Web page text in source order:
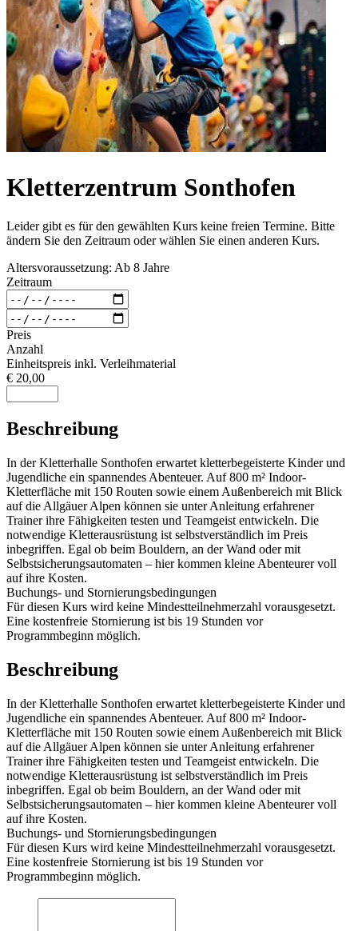
Kletterzentrum Sonthofen
Leider gibt es für den gewählten Kurs keine freien Termine. Bitte
ändern Sie den Zeitraum oder wählen Sie einen anderen Kurs.
Altersvoraussetzung: Ab 8 Jahre
Zeitraum
Preis
Anzahl
Einheitspreis inkl. Verleihmaterial
€ 20,00
Beschreibung
In der Kletterhalle Sonthofen erwartet kletterbegeisterte Kinder und
Jugendliche ein spannendes Abenteuer. Auf 800 m² Indoor-
Kletterfläche mit 150 Routen sowie einem Außenbereich mit Blick
auf die Allgäuer Alpen können sie unter Anleitung erfahrener
Trainer ihre Fähigkeiten testen und Teamgeist entwickeln. Die
notwendige Kletterausrüstung ist selbstverständlich im Preis
inbegriffen. Egal ob beim Bouldern, an der Wand oder mit
Selbstsicherungsautomaten – hier kommen kleine Abenteurer voll
auf ihre Kosten.
Buchungs- und Stornierungsbedingungen
Für diesen Kurs wird keine Mindestteilnehmerzahl vorausgesetzt.
Eine kostenfreie Stornierung ist bis 19 Stunden vor
Programmbeginn möglich.
Beschreibung
In der Kletterhalle Sonthofen erwartet kletterbegeisterte Kinder und
Jugendliche ein spannendes Abenteuer. Auf 800 m² Indoor-
Kletterfläche mit 150 Routen sowie einem Außenbereich mit Blick
auf die Allgäuer Alpen können sie unter Anleitung erfahrener
Trainer ihre Fähigkeiten testen und Teamgeist entwickeln. Die
notwendige Kletterausrüstung ist selbstverständlich im Preis
inbegriffen. Egal ob beim Bouldern, an der Wand oder mit
Selbstsicherungsautomaten – hier kommen kleine Abenteurer voll
auf ihre Kosten.
Buchungs- und Stornierungsbedingungen
Für diesen Kurs wird keine Mindestteilnehmerzahl vorausgesetzt.
Eine kostenfreie Stornierung ist bis 19 Stunden vor
Programmbeginn möglich.